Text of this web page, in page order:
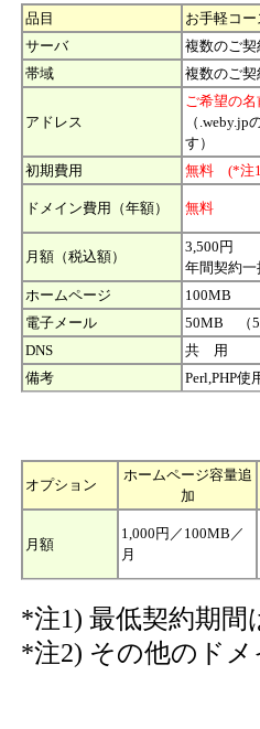
品目
お手軽コー
サーバ
複数のご
帯域
複数のご
アドレス
ご希望の名
（.weby.jp
す）
初期費用
無料 (*注
ドメイン費用（年額） 無料
月額（税込額）
3,500円
年間契約一
ホームページ
100MB
電子メール
50MB （5
DNS
共 用
備考
Perl,PHP
オプション
ホームページ容量追
加
月額
1,000円／100MB／
月
*注1) 最低契約期
*注2) その他のド